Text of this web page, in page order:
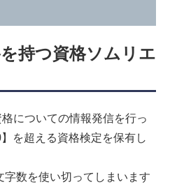
持つ資格ソムリエ
についての情報発信を行っ
を超える資格検定を保有し
数を使い切ってしまいます